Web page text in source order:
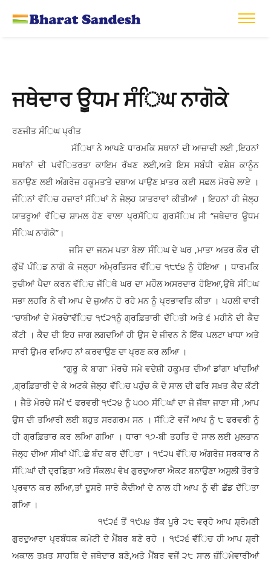
ਜਥੇਦਾਰ ਊਧਮ ਸੰਿਘ ਨਾਗੋਕੇ
ਰਣਜੀਤ ਸੰਿਘ ਪ੍ਰੀਤ
ਸੱਿਖਾ ਨੇ ਆਪਣੇ ਧਾਰਮਕਿ ਸਥਾਨਾਂ ਦੀ ਆਜ਼ਾਦੀ ਲਈ ,ਇਹਨਾਂ
ਸਥਾਂਨਾਂ ਦੀ ਪਵੱਿਤਰਤਾ ਕਾਇਮ ਰੱਖਣ ਲਈ,ਅਤੇ ਇਸ ਸਬੰਧੀ ਵਸ਼ੇਸ਼ ਕਾਨੂੰਨ
ਬਨਾਉਣ ਲਈ ਅੰਗਰੇਜ਼ ਹਕੂਮਤ’ਤੇ ਦਬਾਅ ਪਾਉਣ ਖ਼ਾਤਰ ਕਈ ਸਫ਼ਲ ਮੋਰਚੇ ਲਾਏ ।
ਜੰਿਨਾਂ ਵੱਿਚ ਹਜ਼ਾਰਾਂ ਸੱਿਖਾਂ ਨੇ ਜੇਲ੍ਹ ਯਾਤਰਾਵਾਂ ਕੀਤੀਆਂ । ਇਹਨਾਂ ਹੀ ਜੇਲ੍ਹ
ਯਾਤਰੂਆਂ ਵੱਿਚ ਸ਼ਾਮਲ ਹੋਣ ਵਾਲਾ ਪ੍ਰਸੱਿਧ ਗੁਰਸੱਿਖ ਸੀ “ਜਥੇਦਾਰ ਊਧਮ
ਸੰਿਘ ਨਾਗੋਕੇ”।
ਜਸਿ ਦਾ ਜਨਮ ਪਤਾ ਬੇਲਾ ਸੰਿਘ ਦੇ ਘਰ ,ਮਾਤਾ ਅਤਰ ਕੌਰ ਦੀ
ਕੁੱਖੋਂ ਪੰਿਡ ਨਾਗੋ ਕੇ ਜਲ੍ਹਾ ਅੰਮ੍ਰਤਿਸਰ ਵੱਿਚ ੧੮੯੪ ਨੂੰ ਹੋਇਆ । ਧਾਰਮਕਿ
ਰੁਚੀਆਂ ਪੈਦਾ ਕਰਨ ਵੱਿਚ ਜੱਿਥੇ ਘਰ ਦਾ ਮਹੌਲ ਅਸਰਦਾਰ ਹੋਇਆ,ਉਥੇ ਸੰਿਘ
ਸਭਾ ਲਹਰਿ ਨੇ ਵੀ ਆਪ ਦੇ ਜੁਆਂਨ ਹੋ ਰਹੇ ਮਨ ਨੂੰ ਪ੍ਰਭਾਵਤਿ ਕੀਤਾ । ਪਹਲੀ ਵਾਰੀ
“ਚਾਬੀਆਂ ਦੇ ਮੋਰਚੇ”ਵੱਿਚ ੧੯੨੧ਨੂੰ ਗ੍ਰਫ਼ਿਤਾਰੀ ਦੱਿਤੀ ਅਤੇ ੬ ਮਹੀਨੇ ਦੀ ਕੈਦ
ਕੱਟੀ । ਕੈਦ ਦੀ ਇਹ ਜਾਗ ਲਗਦਆਿਂ ਹੀ ਉਸ ਦੇ ਜੀਵਨ ਨੇ ਇੱਕ ਪਲਟਾ ਖਾਧਾ ਅਤੇ
ਸਾਰੀ ਉਮਰ ਵਆਿਹ ਨਾਂ ਕਰਵਾਉਣ ਦਾ ਪ੍ਰਣ ਕਰ ਲਆਿ ।
“ਗੁਰੂ ਕੇ ਬਾਗ” ਮੋਰਚੇ ਸਮੇ ਵਦੇਸ਼ੀ ਹਕੂਮਤ ਦੀਆਂ ਡਾਂਗਾ ਖਾਂਦਆਿਂ
,ਗ੍ਰਫ਼ਿਤਾਰੀ ਦੇ ਕੇ ਅਟਕੇ ਜੇਲ੍ਹ ਵੱਿਚ ਪਹੁੰਚ ਕੇ ਦੋ ਸਾਲ ਦੀ ਫਰਿ ਸਖ਼ਤ ਕੈਦ ਕੱਟੀ
। ਜੈਤੋ ਮੋਰਚੇ ਸਮੇਂ ੯ ਫਰਵਰੀ ੧੯੨੪ ਨੂੰ ੫੦੦ ਸੰਿਘਾਂ ਦਾ ਜੋ ਜੱਥਾ ਜਾਣਾ ਸੀ ,ਆਪ
ਉਸ ਦੀ ਤਆਿਰੀ ਲਈ ਬਹੁਤ ਸਰਗਰਮ ਸਨ । ਸੱਿਟੇ ਵਜੋਂ ਆਪ ਨੂੰ ੮ ਫਰਵਰੀ ਨੂੰ
ਹੀ ਗ੍ਰਫ਼ਿਤਾਰ ਕਰ ਲਆਿ ਗਆਿ । ਧਾਰਾ ੧੭-ਬੀ ਤਹਤਿ ਦੋ ਸਾਲ ਲਈ ਮੁਲਤਾਨ
ਜੇਲ੍ਹ ਦੀਆ ਸੀਖਾਂ ਪੱਿਛੇ ਬੰਦ ਕਰ ਦੱਿਤਾ । ੧੯੨੫ ਵੱਿਚ ਅੰਗਰੇਜ਼ ਸਰਕਾਰ ਨੇ
ਸੰਿਘਾਂ ਦੀ ਦ੍ਰਡ਼ਿਤਾ ਅਤੇ ਸੰਕਲਪ ਵੇਖ ਗੁਰਦੁਆਰਾ ਐਕਟ ਬਨਾਉਣਾ ਅਸੂਲੀ ਤੌਰ’ਤੇ
ਪ੍ਰਵਾਨ ਕਰ ਲਆਿ,ਤਾਂ ਦੂਸਰੇ ਸਾਰੇ ਕੈਦੀਆਂ ਦੇ ਨਾਲ ਹੀ ਆਪ ਨੂੰ ਵੀ ਛੱਡ ਦੱਿਤਾ
ਗਆਿ ।
੧੯੨੬ ਤੋਂ ੧੯੫੪ ਤੱਕ ਪੂਰੇ ੨੮ ਵਰ੍ਹੇ ਆਪ ਸ਼੍ਰੋਮਣੀ
ਗੁਰਦੁਆਰਾ ਪ੍ਰਬੰਧਕ ਕਮੇਟੀ ਦੇ ਮੈਂਬਰ ਬਣੇ ਰਹੇ । ੧੯੨੬ ਵੱਿਚ ਹੀ ਆਪ ਸ਼੍ਰੀ
ਅਕਾਲ ਤਖ਼ਤ ਸਾਹਬਿ ਦੇ ਜਥੇਦਾਰ ਬਣੇ,ਅਤੇ ਮੈਂਬਰ ਵਜੋਂ ੨੮ ਸਾਲ ਜ਼ੰਿਮੇਵਾਰੀਆਂ